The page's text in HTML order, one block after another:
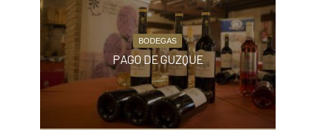
BODEGAS
PAGO DE GUZQUE